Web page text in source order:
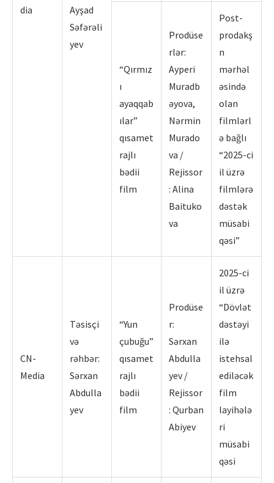
dia
Ayşad
Səfərəli
yev
“Qırmız
ı
ayaqqab
ılar”
qısamet
rajlı
bədii
film
Prodüse
rlər:
Ayperi
Muradb
əyova,
Nərmin
Murado
va /
Rejissor
: Alina
Baituko
va
Post-
prodakş
n
mərhəl
əsində
olan
filmlərl
ə bağlı
“2025-ci
il üzrə
filmlərə
dəstək
müsabi
qəsi”
CN-
Media
Təsisçi
və
rəhbər:
Sərxan
Abdulla
yev
“Yun
çubuğu”
qısamet
rajlı
bədii
film
Prodüse
r:
Sərxan
Abdulla
yev /
Rejissor
: Qurban
Abiyev
2025-ci
il üzrə
“Dövlət
dəstəyi
ilə
istehsal
ediləcək
film
layihələ
ri
müsabi
qəsi